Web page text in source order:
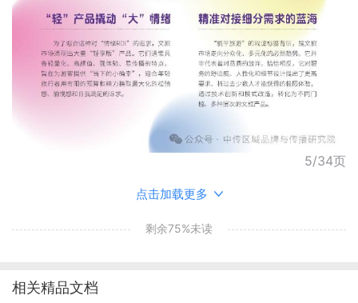
5/34页
点击加载更多
剩余75%未读
相关精品文档